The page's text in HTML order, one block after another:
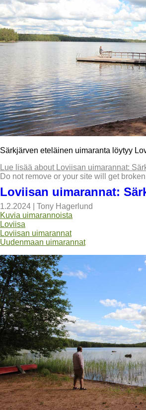
Särkjärven eteläinen uimaranta löytyy
Lue lisää about Loviisan uimarannat:
Do not remove or your site will get broken
Loviisan uimarannat:
1.2.2024
Tony Hagerlund
Kuvia uimarannoista
Loviisa
Loviisan uimarannat
Uudenmaan uimarannat